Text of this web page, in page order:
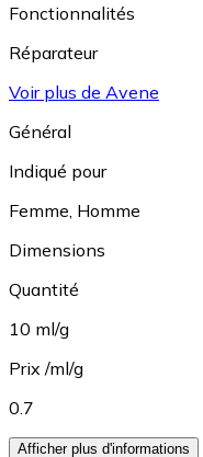
Fonctionnalités
Réparateur
Voir plus de Avene
Général
Indiqué pour
Femme Homme
Dimensions
Quantité
10 ml/g
Prix /ml/g
0.7
Afficher plus d'informations